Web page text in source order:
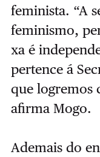
feminista. “A
feminismo,
xa é
pertence á
que logremos
afirma Mogo.
Ademais do